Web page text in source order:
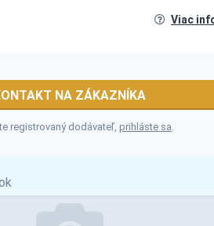
Viac
NA ZÁKAZNÍKA
registrovaný dodávateľ,prihláste sa.